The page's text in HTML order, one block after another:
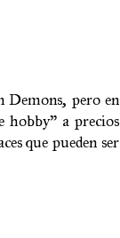
Demons, pero en
hobby" a precios
que pueden ser